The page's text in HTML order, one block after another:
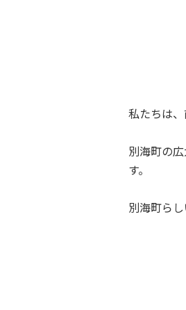
私たちは
別海町の
す。
別海町ら